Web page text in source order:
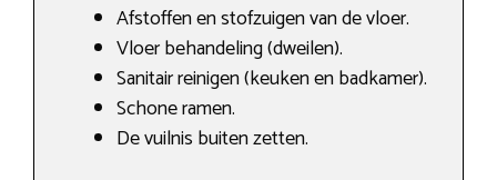
Afstoffen en stofzuigen van de vloer.
Vloer behandeling (dweilen).
Sanitair reinigen (keuken en badkamer).
Schone ramen.
De vuilnis buiten zetten.